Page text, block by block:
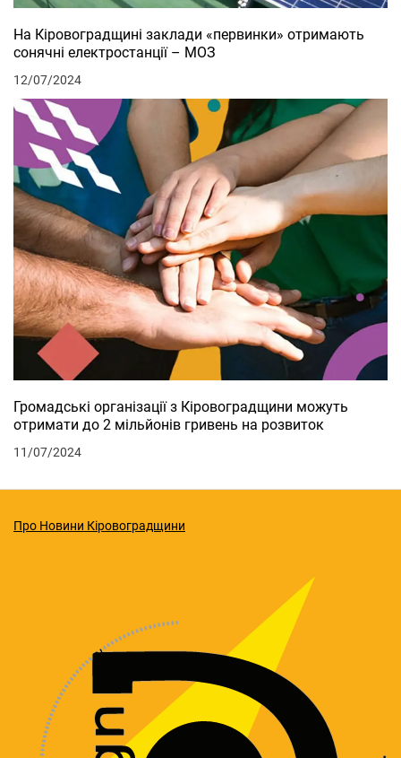
На Кіровоградщині заклади «первинки» отримають
сонячні електростанції – МОЗ
12/07/2024
Громадські організації з Кіровоградщини можуть
отримати до 2 мільйонів гривень на розвиток
11/07/2024
Про Новини Кіровоградщини